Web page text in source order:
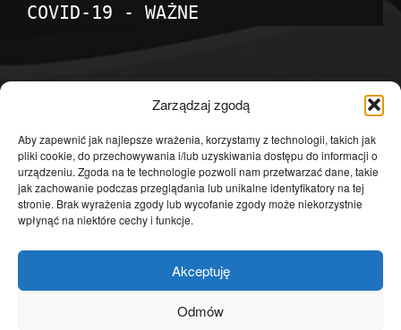
Zarządzaj zgodą
Aby zapewnić jak najlepsze wrażenia, korzystamy z technologii, takich jak
pliki cookie, do przechowywania i/lub uzyskiwania dostępu do informacji o
urządzeniu. Zgoda na te technologie pozwoli nam przetwarzać dane, takie
jak zachowanie podczas przeglądania lub unikalne identyfikatory na tej
stronie. Brak wyrażenia zgody lub wycofanie zgody może niekorzystnie
wpłynąć na niektóre cechy i funkcje.
Akceptuję
Odmów
COVID-19 - WAŻNE
Temat dnia
4601
Publicystyka
4363
Polityka
3639
Polska
Społeczeństwo
2823